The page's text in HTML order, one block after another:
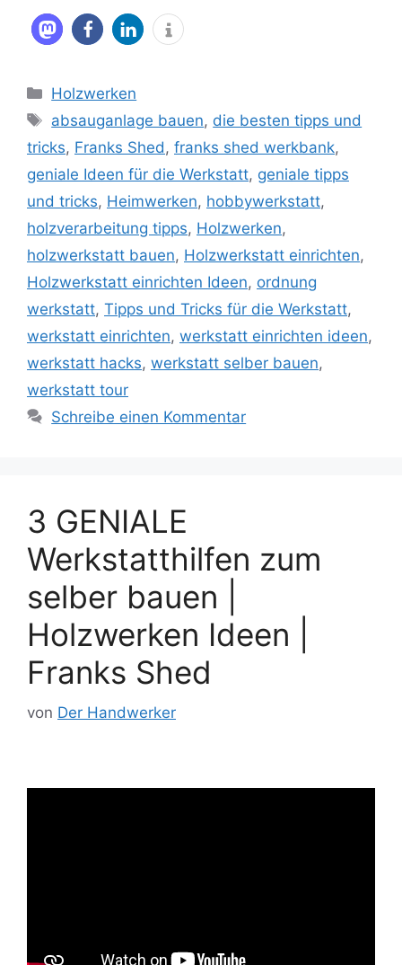
Kategorien
Holzwerken
Schlagwörter
absauganlage bauen, die besten tipps und
tricks, Franks Shed, franks shed werkbank,
geniale Ideen für die Werkstatt, geniale tipps
und tricks, Heimwerken, hobbywerkstatt,
holzverarbeitung tipps, Holzwerken,
holzwerkstatt bauen, Holzwerkstatt einrichten,
Holzwerkstatt einrichten Ideen, ordnung
werkstatt, Tipps und Tricks für die Werkstatt,
werkstatt einrichten, werkstatt einrichten ideen,
werkstatt hacks, werkstatt selber bauen,
werkstatt tour
Schreibe einen Kommentar
3 GENIALE
Werkstatthilfen zum
selber bauen |
Holzwerken Ideen |
Franks Shed
von Der Handwerker